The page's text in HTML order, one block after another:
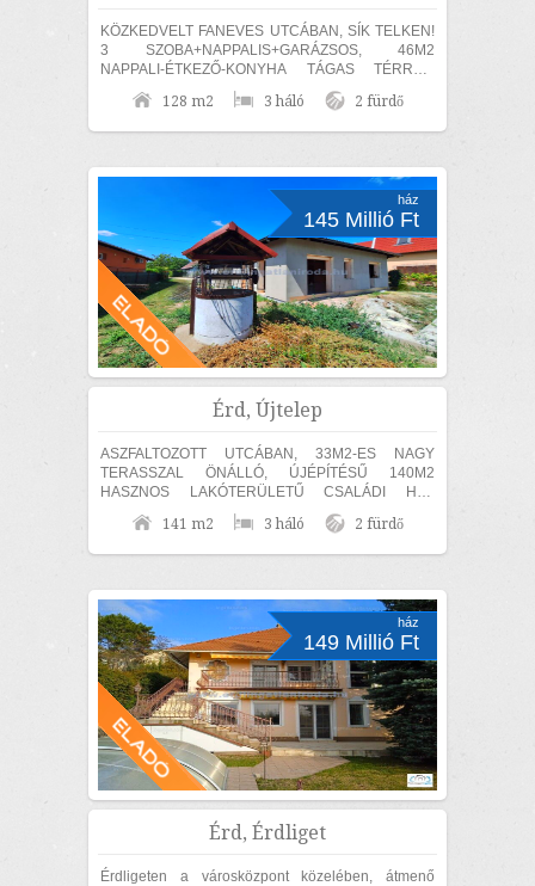
KÖZKEDVELT FANEVES UTCÁBAN, SÍK TELKEN!
3 SZOBA+NAPPALIS+GARÁZSOS, 46M2
NAPPALI-ÉTKEZŐ-KONYHA TÁGAS TÉRREL,
EGYSZINTES, MEDITERRÁN STÍLUSÚ CSALÁDI
HÁZ ELADÓ! MAGAS MŰSZAKI TARTALOMMAL,...
128 m2 3 háló 2 fürdő
ház
145 Millió Ft
Érd, Újtelep
ASZFALTOZOTT UTCÁBAN, 33M2-ES NAGY
TERASSZAL ÖNÁLLÓ, ÚJÉPÍTÉSŰ 140M2
HASZNOS LAKÓTERÜLETŰ CSALÁDI HÁZ
ELADÓ! KÜLÖN SZÜLŐI HÁLÓ,
FÜRDŐSZOBÁVAL ÉS GARDRÓBBAL! A TELKEN
141 m2 3 háló 2 fürdő
ház
149 Millió Ft
Érd, Érdliget
Érdligeten a városközpont közelében, átmenő